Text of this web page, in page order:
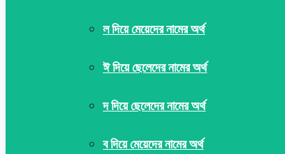
ল দিয়ে মেয়েদের নামের অর্থ
ঈ দিয়ে ছেলেদের নামের অর্থ
দ দিয়ে ছেলেদের নামের অর্থ
ব দিয়ে মেয়েদের নামের অর্থ